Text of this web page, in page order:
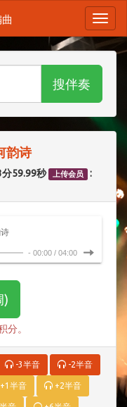
搜伴奏
韵诗
分59.99秒 上传会员
:
- 00:00 / 04:00
)
分。
-3半音 -2半音
+1半音 +2半音